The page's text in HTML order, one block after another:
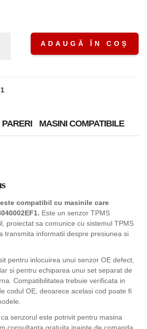
ADAUGĂ ÎN COȘ
PARERI MASINI COMPATIBILE
compatibil cu masinile care
Este un senzor TPMS
proiectat sa comunice cu sistemul TPMS
transmita informatii despre presiunea si
pentru inlocuirea unui senzor OE defect,
si pentru echiparea unui set separat de
Compatibilitatea trebuie verificata in
codul OE, deoarece acelasi cod poate fi
senzorul este potrivit pentru masina